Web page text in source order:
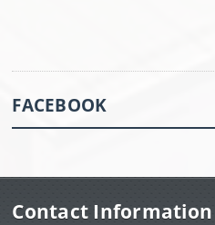
FACEBOOK
Contact Information